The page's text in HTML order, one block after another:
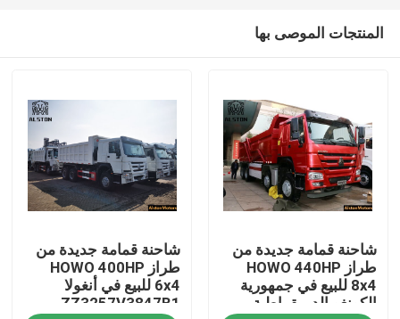
المنتجات الموصى بها
شاحنة قمامة جديدة من
طراز HOWO 440HP
8x4 للبيع في جمهورية
الكونغو الديمقراطية
شاحنة قمامة جديدة من
طراز HOWO 400HP
6x4 للبيع في أنغولا
ZZ3257V3847B1